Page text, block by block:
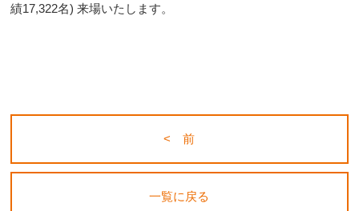
績17,322名) 来場いたします。
< 前
一覧に戻る